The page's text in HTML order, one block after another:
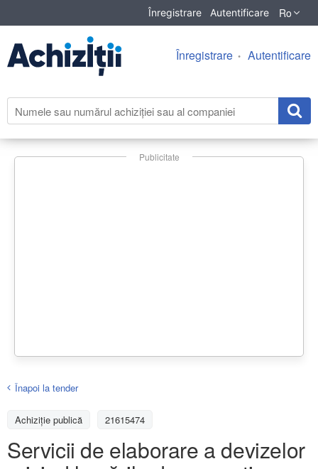
Înregistrare Autentificare Ro
Înregistrare Autentificare
Publicitate
Înapoi la tender
Achiziţie publică 21615474
Servicii de elaborare a devizelor